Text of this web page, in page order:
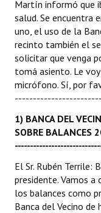
Dictámenes
Actas de Sesión
Informes de
Ejecución
Actas de Audiencias
Comunicaciones
Declaraciones
Martín informó que
salud. Se encuentra
uno, el uso de la
recinto también el
solicitar que venga
tomá asiento. Le
micrófono. Sí, por
1) BANCA DEL
SOBRE BALANCES
El Sr. Rubén Terrile:
presidente. Vamos
los balances como
Banca del Vecino de